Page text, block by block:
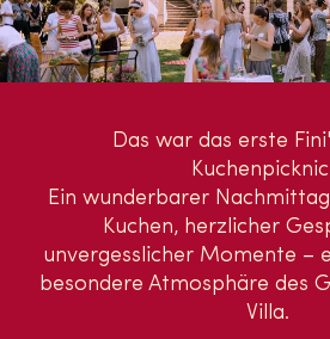
Das war das erste
Ein wunderbarer
Kuchen, herzlicher
unvergesslicher Momente –
besondere Atmosphäre des
Villa.